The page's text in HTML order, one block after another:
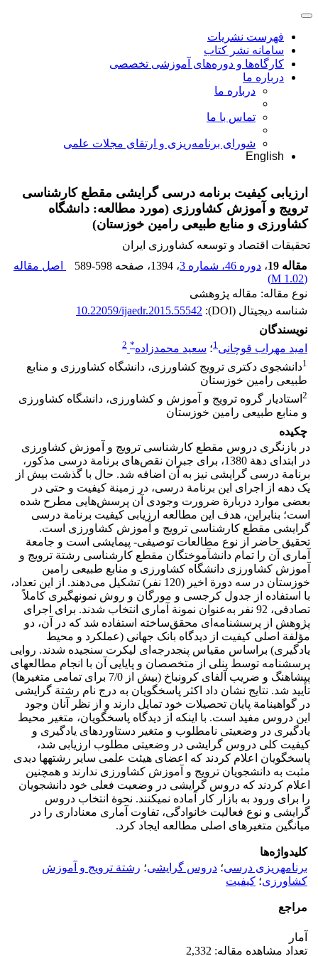
فهرست نشریات
سامانه نشر کتاب
کارگاه‌ها و دوره‌های آموزشی تخصصی
درباره ما
درباره ما
تماس با ما
شورای برنامه‌ریزی و ارتقای مجلات علمی
English
ارزیابی کیفیت برنامه درسی گرایشی مقطع کارشناسی
ترویج و آموزش کشاورزی (مورد مطالعه: دانشگاه
کشاورزی و منابع طبیعی رامین خوزستان)
تحقیقات اقتصاد و توسعه کشاورزی ایران
مقاله 19
، دوره 46، شماره 3 ، 1394 ، صفحه 589-598
اصل مقاله
(
1.02 M
)
نوع مقاله: مقاله پژوهشی
شناسه دیجیتال (DOI):
10.22059/ijaedr.2015.55542
نویسندگان
امید مهراب قوچانی1؛ سعید محمدزاده*
2
1دانشجوی دکتری ترویج کشاورزی، دانشگاه کشاورزی و منابع
طبیعی رامین خوزستان
2 استادیار گروه ترویج و آموزش و کشاورزی، دانشگاه کشاورزی
و منابع طبیعی رامین خوزستان
چکیده
در بازنگری دروس مقطع کارشناسی ترویج و آموزش کشاورزی
در ابتدای دهة 1380، برای جبران نقص‌های برنامة درسی مذکور،
برنامة درسی گرایشی نیز به آن اضافه شد. حال با گذشت بیش از
یک دهه از اجرای این برنامة درسی، در زمینة کیفیت و حتی در
بعضی موارد دربارة ضرورت وجودی آن پرسش‌هایی مطرح شده
است؛ بنابراین، هدف این مطالعه ارزیابی کیفیت برنامة درسی
گرایشی مقطع کارشناسی ترویج و آموزش کشاورزی است.
تحقیق حاضر از نوع مطالعات توصیفی- پیمایشی است و جامعة
آماری آن را تمام دانش‏آموختگان مقطع کارشناسی رشتة ترویج و
آموزش کشاورزی دانشگاه کشاورزی و منابع طبیعی رامین
خوزستان در سه دورة اخیر (120 نفر) تشکیل می‌دهند. از این تعداد،
با استفاده از جدول کرجسی و مورگان و روش نمونه‏گیری کاملاً
تصادفی، 92 نفر به‌عنوان نمونة آماری انتخاب شدند. برای اجرای
پژوهش از پرسشنامه‌ای محقق‌ساخته استفاده شد که در آن، دو
مؤلفة اصلی کیفیت از دیدگاه بانک جهانی (عملکرد و محیط
یادگیری) براساس مقیاس پنج­درجه‌ای لیکرت سنجیده شدند. روایی
پرسشنامه توسط پنلی از متخصصان و پایایی آن با انجام مطالعه‏ای
پیشاهنگ و ضریب آلفای کرونباخ (بیش از 7/0 برای تمامی متغیرها)
تأیید شد. نتایج نشان داد اکثر پاسخگویان به درج نام رشتة گرایشی
در گواهینامة پایان تحصیلات خود تمایل دارند و از نظر آنان وجود
این دروس مفید است. با اینکه از دیدگاه پاسخگویان، متغیر محیط
‏یادگیری در وضعیتی نامطلوب و متغیر دستاوردهای یادگیری و
کیفیت کلی دروس گرایشی در وضعیتی مطلوب ارزیابی شد،
پاسخگویان اعلام کردند که اعضای هیئت علمی سایر رشته‏ها دیدی
مثبت به دانشجویان ترویج و آموزش کشاورزی ندارند و همچنین
اعلام کردند که دروس گرایشی در وضعیت فعلی خود دانشجویان
را برای ورود به بازار کار آماده نمی­کنند. نحوة انتخاب دروس
گرایشی و نوع فعالیت خانوادگی، تفاوت آماری معناداری را در
میانگین متغیرهای اصلی مطالعه ایجاد کرد.
کلیدواژه‌ها
برنامهریزی درسی؛ دروس گرایشی؛ رشتة ترویج و آموزش
کشاورزی؛ کیفیت
مراجع
آمار
تعداد مشاهده مقاله: 2,332